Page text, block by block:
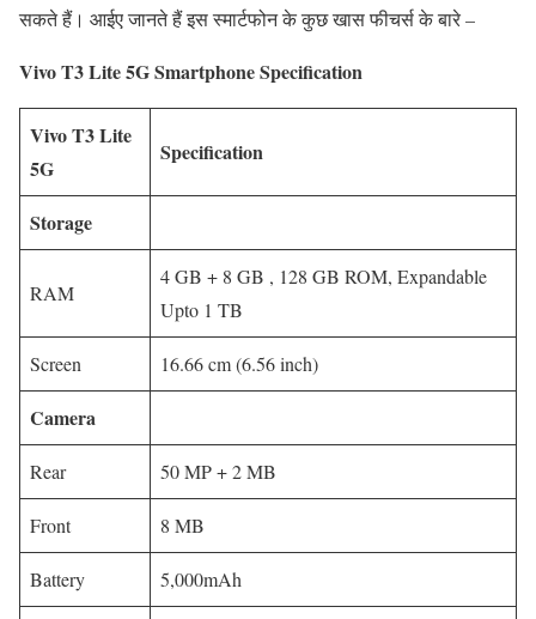
सकते हैं। आईए जानते हैं इस स्मार्टफोन के कुछ खास फीचर्स के बारे –
Vivo T3 Lite 5G Smartphone Specification
Vivo T3 Lite
5G
Specification
Storage
RAM
4 GB + 8 GB , 128 GB ROM, Expandable
Upto 1 TB
Screen 16.66 cm (6.56 inch)
Camera
Rear 50 MP + 2 MB
Front 8 MB
Battery 5,000mAh